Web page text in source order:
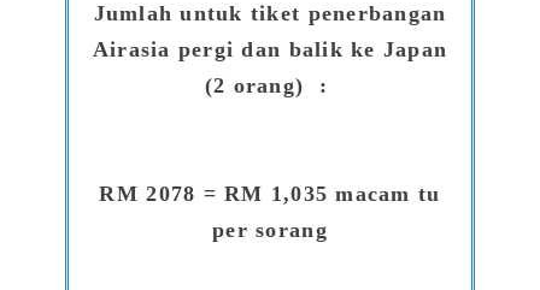
Jumlah untuk tiket penerbangan
Airasia pergi dan balik ke Japan
(2 orang) :
RM 2078 = RM 1,035 macam tu
per sorang